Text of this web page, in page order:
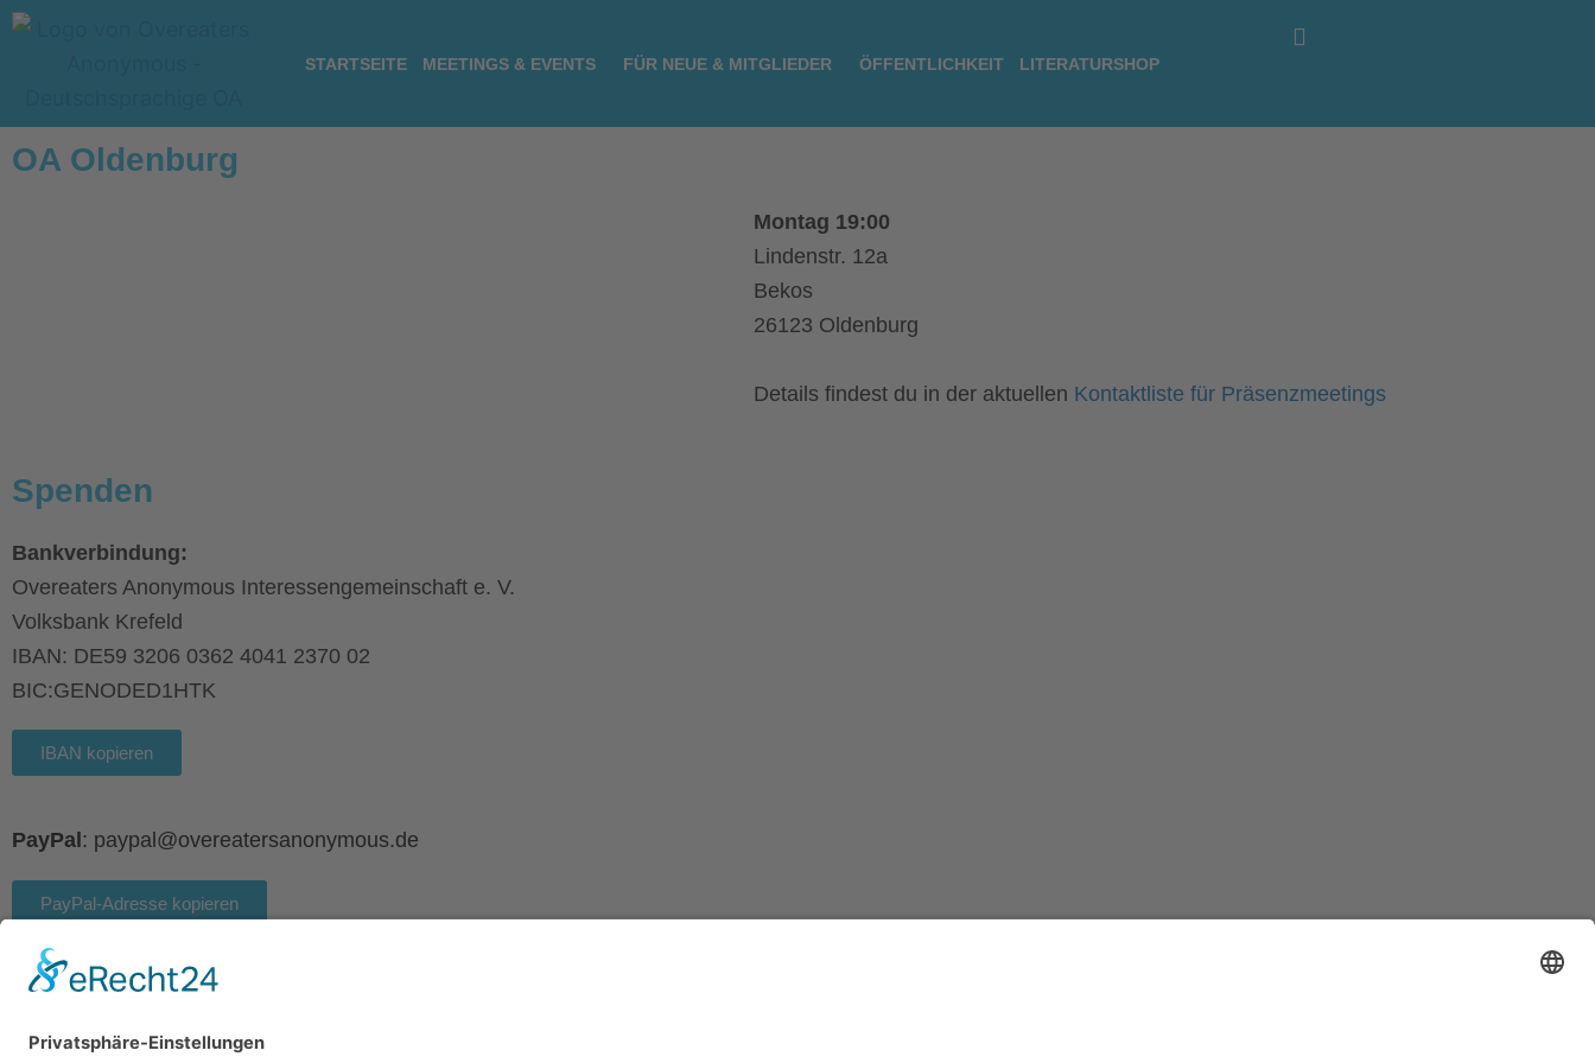
Zum
STARTSEITE MEETINGS & EVENTS FÜR NEUE & MITGLIEDER ÖFFENTLICHKEIT LITERATURSHOP
OA Oldenburg
Montag 19:00
Lindenstr. 12a
Bekos
26123 Oldenburg
Details findest du in der aktuellen Kontaktliste für Präsenzmeetings
Spenden
Bankverbindung:
Overeaters Anonymous Interessengemeinschaft e. V.
Volksbank Krefeld
IBAN: DE59 3206 0362 4041 2370 02
BIC:GENODED1HTK
IBAN kopieren
PayPal : paypal@overeatersanonymous.de
PayPal-Adresse kopieren